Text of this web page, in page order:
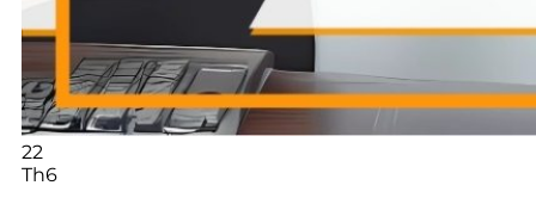
22
Th6